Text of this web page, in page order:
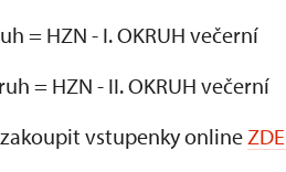
= HZN - I. OKRUH večerní
= HZN - II. OKRUH večerní
vstupenky onlineZDE